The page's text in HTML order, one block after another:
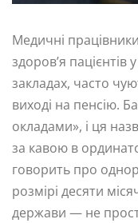
Медичні
здоров’я
закладах, часто
виході на пенсію.
окладами», і ця
за кавою в
говорить про
розмірі десяти
держави — не